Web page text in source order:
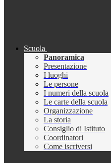
Scuola
Panoramica
Presentazione
I luoghi
Le persone
I numeri della scuola
Le carte della scuola
Organizzazione
La storia
Consiglio di Istituto
Coordinatori
Come iscriversi